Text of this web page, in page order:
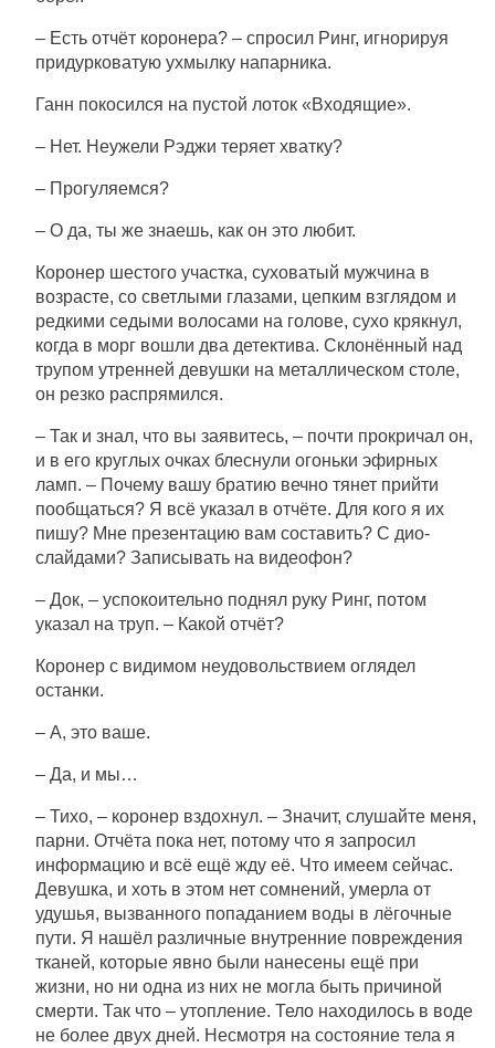
– Есть отчёт коронера? – спросил Ринг, игнорируя
придурковатую ухмылку напарника.
Ганн покосился на пустой лоток «Входящие».
– Нет. Неужели Рэджи теряет хватку?
– Прогуляемся?
– О да, ты же знаешь, как он это любит.
Коронер шестого участка, суховатый мужчина в
возрасте, со светлыми глазами, цепким взглядом и
редкими седыми волосами на голове, сухо крякнул,
когда в морг вошли два детектива. Склонённый над
трупом утренней девушки на металлическом столе,
он резко распрямился.
– Так и знал, что вы заявитесь, – почти прокричал он,
и в его круглых очках блеснули огоньки эфирных
ламп. – Почему вашу братию вечно тянет прийти
пообщаться? Я всё указал в отчёте. Для кого я их
пишу? Мне презентацию вам составить? С дио-
слайдами? Записывать на видеофон?
– Док, – успокоительно поднял руку Ринг, потом
указал на труп. – Какой отчёт?
Коронер с видимом неудовольствием оглядел
останки.
– А, это ваше.
– Да, и мы…
– Тихо, – коронер вздохнул. – Значит, слушайте меня,
парни. Отчёта пока нет, потому что я запросил
информацию и всё ещё жду её. Что имеем сейчас.
Девушка, и хоть в этом нет сомнений, умерла от
удушья, вызванного попаданием воды в лёгочные
пути. Я нашёл различные внутренние повреждения
тканей, которые явно были нанесены ещё при
жизни, но ни одна из них не могла быть причиной
смерти. Так что – утопление. Тело находилось в воде
не более двух дней. Несмотря на состояние тела я